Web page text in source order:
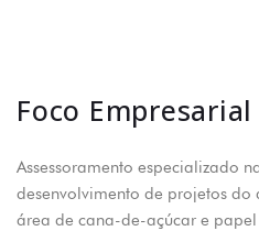
Foco Empresarial
Assessoramento especializado
desenvolvimento de projetos do
área de cana-de-açúcar e papel